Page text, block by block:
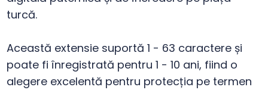
turcă.
Această extensie suportă 1 - 63 caractere și
poate fi înregistrată pentru 1 - 10 ani, fiind o
alegere excelentă pentru protecția pe termen